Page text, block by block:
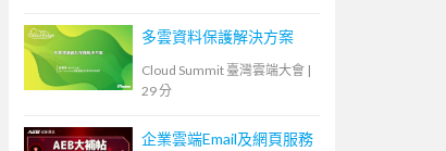
多雲資料保護解決方案
Cloud Summit 臺灣雲端大會 |
29 分
企業雲端Email及網頁服務